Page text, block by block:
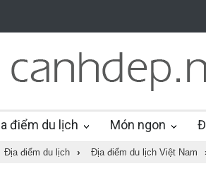
điểm du lịch Món ngon
Địa điểm du lịch › Địa điểm du lịch Việt Nam